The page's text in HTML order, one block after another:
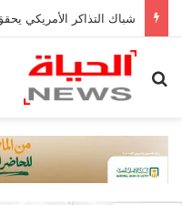
شباك التذاكر الأمريكي
بحث عن